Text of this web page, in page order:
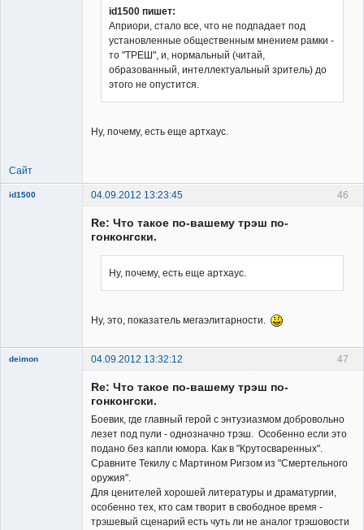
id1500 пишет:
Априори, стало все, что не подпадает под
установленные общественным мнением рамки -
то "ТРЕШ", и, нормальный (читай,
образованный, интеллектуальный зритель) до
этого не опустится.
Ну, почему, есть еще артхаус.
Сайт
46
id1500
04.09.2012 13:23:45
Re: Что такое по-вашему трэш по-
гонконгски.
Ну, почему, есть еще артхаус.
Ну, это, показатель мегаэлитарности.
47
deimon
04.09.2012 13:32:12
Re: Что такое по-вашему трэш по-
гонконгски.
Боевик, где главный герой с энтузиазмом добровольно
лезет под пули - однозначно трэш. Особенно если это
подано без капли юмора. Как в "Крутосваренных".
Сравните Текилу с Мартином Ригзом из "Смертельного
оружия".
Для ценителей хорошей литературы и драматургии,
особенно тех, кто сам творит в свободное время -
трэшевый сценарий есть чуть ли не аналог трэшовости